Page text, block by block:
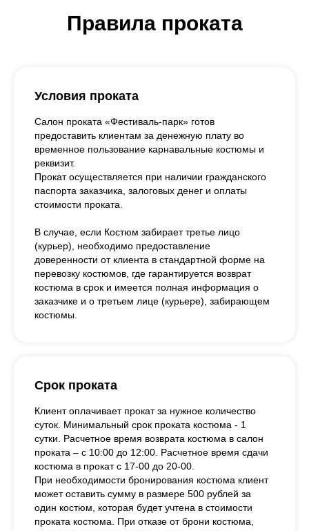
Правила проката
Условия проката
Салон проката «Фестиваль-парк» готов
предоставить клиентам за денежную плату во
временное пользование карнавальные костюмы и
реквизит.
Прокат осуществляется при наличии гражданского
паспорта заказчика, залоговых денег и оплаты
стоимости проката.
В случае, если Костюм забирает третье лицо
(курьер), необходимо предоставление
доверенности от клиента в стандартной форме на
перевозку костюмов, где гарантируется возврат
костюма в срок и имеется полная информация о
заказчике и о третьем лице (курьере), забирающем
костюмы.
Срок проката
Клиент оплачивает прокат за нужное количество
суток. Минимальный срок проката костюма - 1
сутки. Расчетное время возврата костюма в салон
проката – с 10:00 до 12:00. Расчетное время сдачи
костюма в прокат с 17-00 до 20-00.
При необходимости бронирования костюма клиент
может оставить сумму в размере 500 рублей за
один костюм, которая будет учтена в стоимости
проката костюма. При отказе от брони костюма,